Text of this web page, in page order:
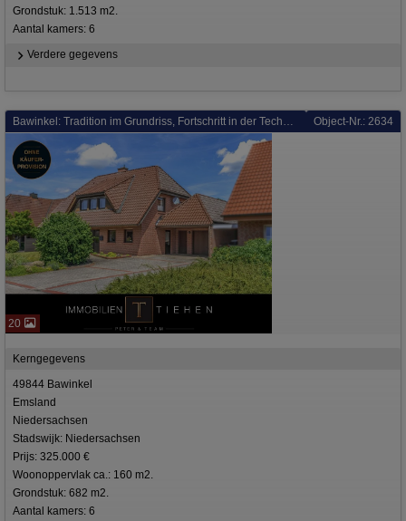
Grondstuk: 1.513 m2.
Aantal kamers: 6
Verdere gegevens
Bawinkel: Tradition im Grundriss, Fortschritt in der Technik: Einfamilienhaus mit Gasheizung aus 2023! Object-Nr.: 2634
20
Kerngegevens
49844 Bawinkel
Emsland
Niedersachsen
Stadswijk: Niedersachsen
Prijs: 325.000 €
Woonoppervlak ca.: 160 m2.
Grondstuk: 682 m2.
Aantal kamers: 6